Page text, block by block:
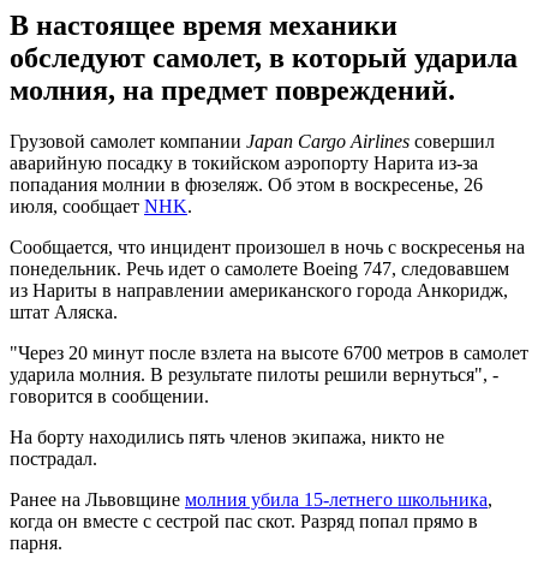
В настоящее время механики
обследуют самолет, в который ударила
молния, на предмет повреждений.
Грузовой самолет компании Japan Cargo Airlines совершил
аварийную посадку в токийском аэропорту Нарита из-за
попадания молнии в фюзеляж. Об этом в воскресенье, 26
июля, сообщает NHK.
Сообщается, что инцидент произошел в ночь с воскресенья на
понедельник. Речь идет о самолете Boeing 747, следовавшем
из Нариты в направлении американского города Анкоридж,
штат Аляска.
"Через 20 минут после взлета на высоте 6700 метров в самолет
ударила молния. В результате пилоты решили вернуться", -
говорится в сообщении.
На борту находились пять членов экипажа, никто не
пострадал.
Ранее на Львовщине молния убила 15-летнего школьника,
когда он вместе с сестрой пас скот. Разряд попал прямо в
парня.